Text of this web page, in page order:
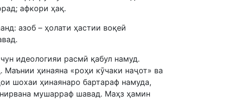
афкори ҳақ.
азоб – ҳолати ҳастии воқеӣ
идеологияи расмӣ қабул намуд.
ҳинаяна «роҳи кӯчаки наҷот» ва
шохаи ҳинаянаро бартараф намуда,
мушарраф шавад. Маҳз ҳамин